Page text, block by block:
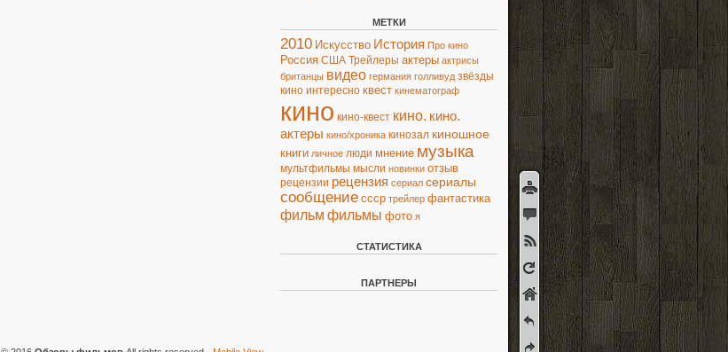
МЕТКИ
2010 Искусство История Про кино
Россия США Трейлеры актеры актрисы
британцы видео германия голливуд звёзды
кино интересно квест кинематограф
кино кино-квест кино. кино.
актеры кино/хроника кинозал киношное
книги личное люди мнение музыка
мультфильмы мысли новинки отзыв
рецензии рецензия сериал сериалы
сообщение ссср трейлер фантастика
фильм фильмы фото я
СТАТИСТИКА
ПАРТНЕРЫ